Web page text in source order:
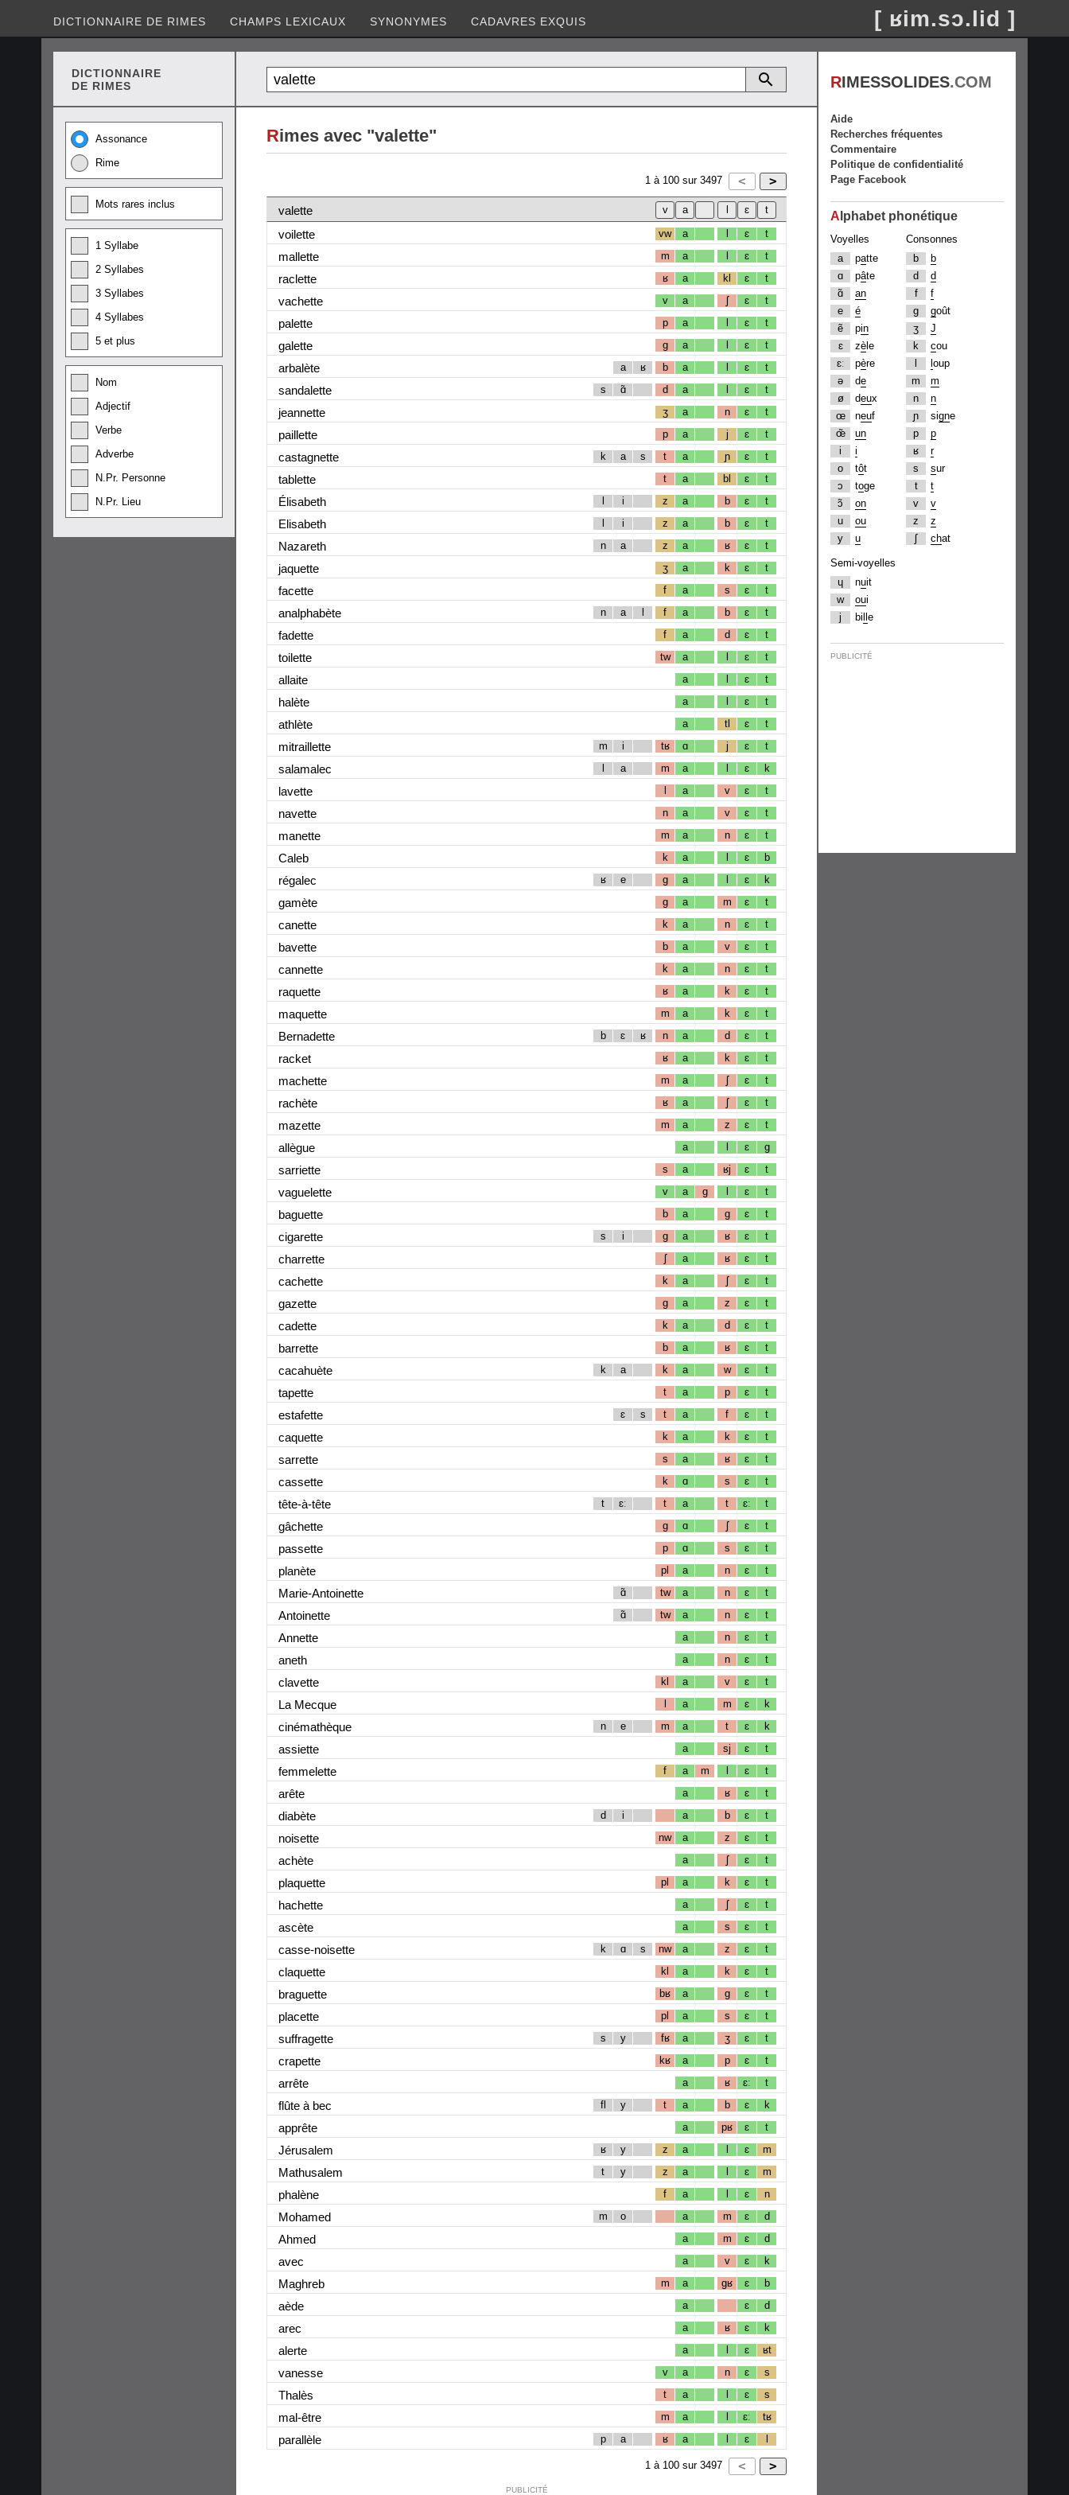
DICTIONNAIRE DE RIMES CHAMPS LEXICAUX SYNONYMES CADAVRES EXQUIS [ ʁim.sɔ.lid ]
DICTIONNAIRE
DE RIMES
Assonance
Rime
Mots rares inclus
1 Syllabe
2 Syllabes
3 Syllabes
4 Syllabes
5 et plus
Nom
Adjectif
Verbe
Adverbe
N.Pr. Personne
N.Pr. Lieu
Rimes avec "valette"
1 à 100 sur 3497
valette
voilette
vw a l ɛ t
mallette m a l ɛ t
raclette ʁ a kl ɛ t
vachette v a ʃ ɛ t
palette p a l ɛ t
galette g a l ɛ t
arbalète a ʁ b a l ɛ t
sandalette s ɑ̃ d a l ɛ t
jeannette ʒ a n ɛ t
paillette p a j ɛ t
castagnette k a s t a ɲ ɛ t
tablette t a bl ɛ t
Élisabeth l i z a b ɛ t
Elisabeth l i z a b ɛ t
Nazareth n a z a ʁ ɛ t
jaquette ʒ a k ɛ t
facette f a s ɛ t
analphabète n a l f a b ɛ t
fadette f a d ɛ t
toilette tw a l ɛ t
allaite a l ɛ t
halète a l ɛ t
athlète a tl ɛ t
mitraillette m i tʁ ɑ j ɛ t
salamalec l a m a l ɛ k
lavette l a v ɛ t
navette n a v ɛ t
manette m a n ɛ t
Caleb k a l ɛ b
régalec ʁ e g a l ɛ k
gamète g a m ɛ t
canette k a n ɛ t
bavette b a v ɛ t
cannette k a n ɛ t
raquette ʁ a k ɛ t
maquette m a k ɛ t
Bernadette b ɛ ʁ n a d ɛ t
racket ʁ a k ɛ t
machette m a ʃ ɛ t
rachète ʁ a ʃ ɛ t
mazette m a z ɛ t
allègue a l ɛ g
sarriette s a ʁj ɛ t
vaguelette v a g l ɛ t
baguette b a g ɛ t
cigarette s i g a ʁ ɛ t
charrette ʃ a ʁ ɛ t
cachette k a ʃ ɛ t
gazette g a z ɛ t
cadette k a d ɛ t
barrette b a ʁ ɛ t
cacahuète k a k a w ɛ t
tapette t a p ɛ t
estafette ɛ s t a f ɛ t
caquette k a k ɛ t
sarrette s a ʁ ɛ t
cassette k ɑ s ɛ t
tête-à-tête t ɛː t a t ɛː t
gâchette g ɑ ʃ ɛ t
passette p ɑ s ɛ t
planète pl a n ɛ t
Marie-Antoinette ɑ̃ tw a n ɛ t
Antoinette ɑ̃ tw a n ɛ t
Annette a n ɛ t
aneth a n ɛ t
clavette kl a v ɛ t
La Mecque l a m ɛ k
cinémathèque n e m a t ɛ k
assiette a sj ɛ t
femmelette f a m l ɛ t
arête a ʁ ɛ t
diabète d i a b ɛ t
noisette nw a z ɛ t
achète a ʃ ɛ t
plaquette pl a k ɛ t
hachette a ʃ ɛ t
ascète a s ɛ t
casse-noisette k ɑ s nw a z ɛ t
claquette kl a k ɛ t
braguette bʁ a g ɛ t
placette pl a s ɛ t
suffragette s y fʁ a ʒ ɛ t
crapette kʁ a p ɛ t
arrête a ʁ ɛː t
flûte à bec fl y t a b ɛ k
apprête a pʁ ɛ t
Jérusalem ʁ y z a l ɛ m
Mathusalem t y z a l ɛ m
phalène f a l ɛ n
Mohamed m o a m ɛ d
Ahmed a m ɛ d
avec a v ɛ k
Maghreb m a gʁ ɛ b
aède a ɛ d
arec a ʁ ɛ k
alerte a l ɛ ʁt
vanesse v a n ɛ s
Thalès t a l ɛ s
mal-être m a l ɛː tʁ
parallèle p a ʁ a l ɛ l
1 à 100 sur 3497
PUBLICITÉ
RIMESSOLIDES.COM
Aide
Recherches fréquentes
Commentaire
Politique de confidentialité
Page Facebook
A lphabet phonétique
Voyelles
a
patte
ɑ
pâte
ɑ̃
an
e
é
ẽ
pin
ɛ
zè le
ɛː
père
ə
de
ø
deux
œ
neuf
œ̃
un
i
i
o
tôt
ɔ
toge
ɔ̃
on
u
ou
y
u
Consonnes
b
b
d
d
f
f
g
goût
ʒ
J
k
cou
oup
m
m
n
n
ɲ
signe
p
p
ʁ
r
s
sur
t
t
v
v
z
z
ʃ
chat
Semi-voyelles
ɥ
nuit
w
oui
j
bi e
PUBLICITÉ